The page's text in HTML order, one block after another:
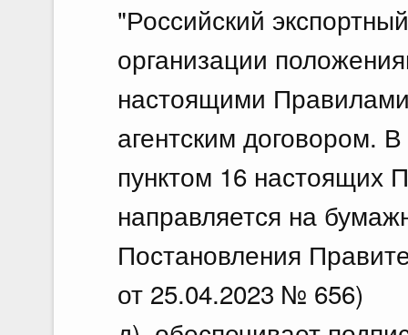
"Российский
организации
настоящими
агентским договором.
пунктом 16 настоящих
направляется на
Постановления
от 25.04.2023 № 656)